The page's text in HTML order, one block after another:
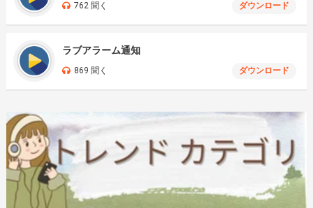
762 聞く ダウンロード
ラブアラーム通知
869 聞く ダウンロード